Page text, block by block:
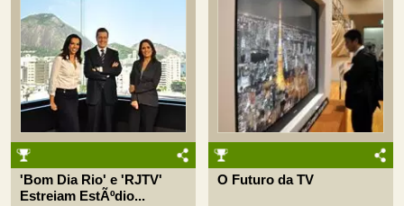
'Bom Dia Rio' e 'RJTV'
Estreiam EstÃºdio...
O Futuro da TV